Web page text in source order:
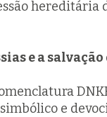
hereditária
e a
e